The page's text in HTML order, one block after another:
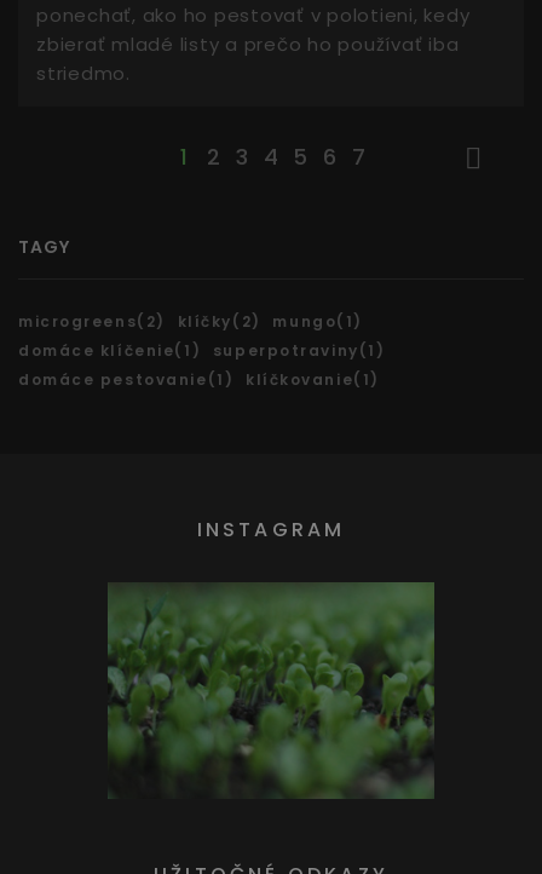
ponechať, ako ho pestovať v polotieni, kedy
zbierať mladé listy a prečo ho používať iba
striedmo.
1 2 3 4 5 6 7
TAGY
microgreens(2) klíčky(2)
mungo(1)
domáce klíčenie(1)
superpotraviny(1)
domáce pestovanie(1)
klíčkovanie(1)
INSTAGRAM